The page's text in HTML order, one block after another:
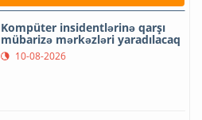
Kompüter insidentlərinə qarşı
mübarizə mərkəzləri yaradılacaq
10-08-2026